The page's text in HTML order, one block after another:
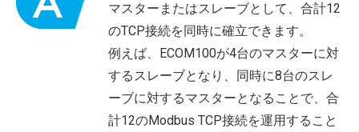
マスターまたはスレーブとして、合計12
のTCP接続を同時に確立できます。
例えば、ECOM100が4台のマスターに対
するスレーブとなり、同時に8台のスレ
ーブに対するマスターとなることで、合
計12のModbus TCP接続を運用すること